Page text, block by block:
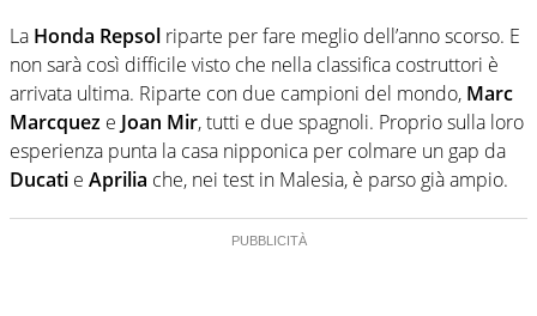
La Honda Repsol riparte per fare meglio dell’anno scorso. E
non sarà così difficile visto che nella classifica costruttori è
arrivata ultima. Riparte con due campioni del mondo, Marc
Marcquez e Joan Mir, tutti e due spagnoli. Proprio sulla loro
esperienza punta la casa nipponica per colmare un gap da
Ducati e Aprilia che, nei test in Malesia, è parso già ampio.